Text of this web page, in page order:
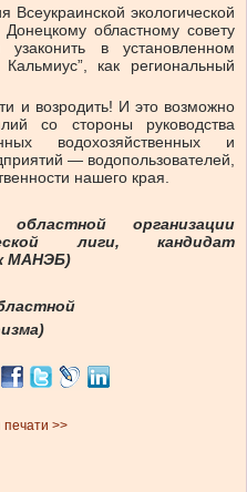
Всеукраинской экологической
областному совету
в установленном
как региональный
и возродить! И это возможно
со стороны руководства
водохозяйственных и
— водопользователей,
нашего края.
областной организации
лиги, кандидат
МАНЭБ)
печати >>